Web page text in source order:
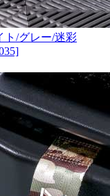
ト/グレー/迷彩